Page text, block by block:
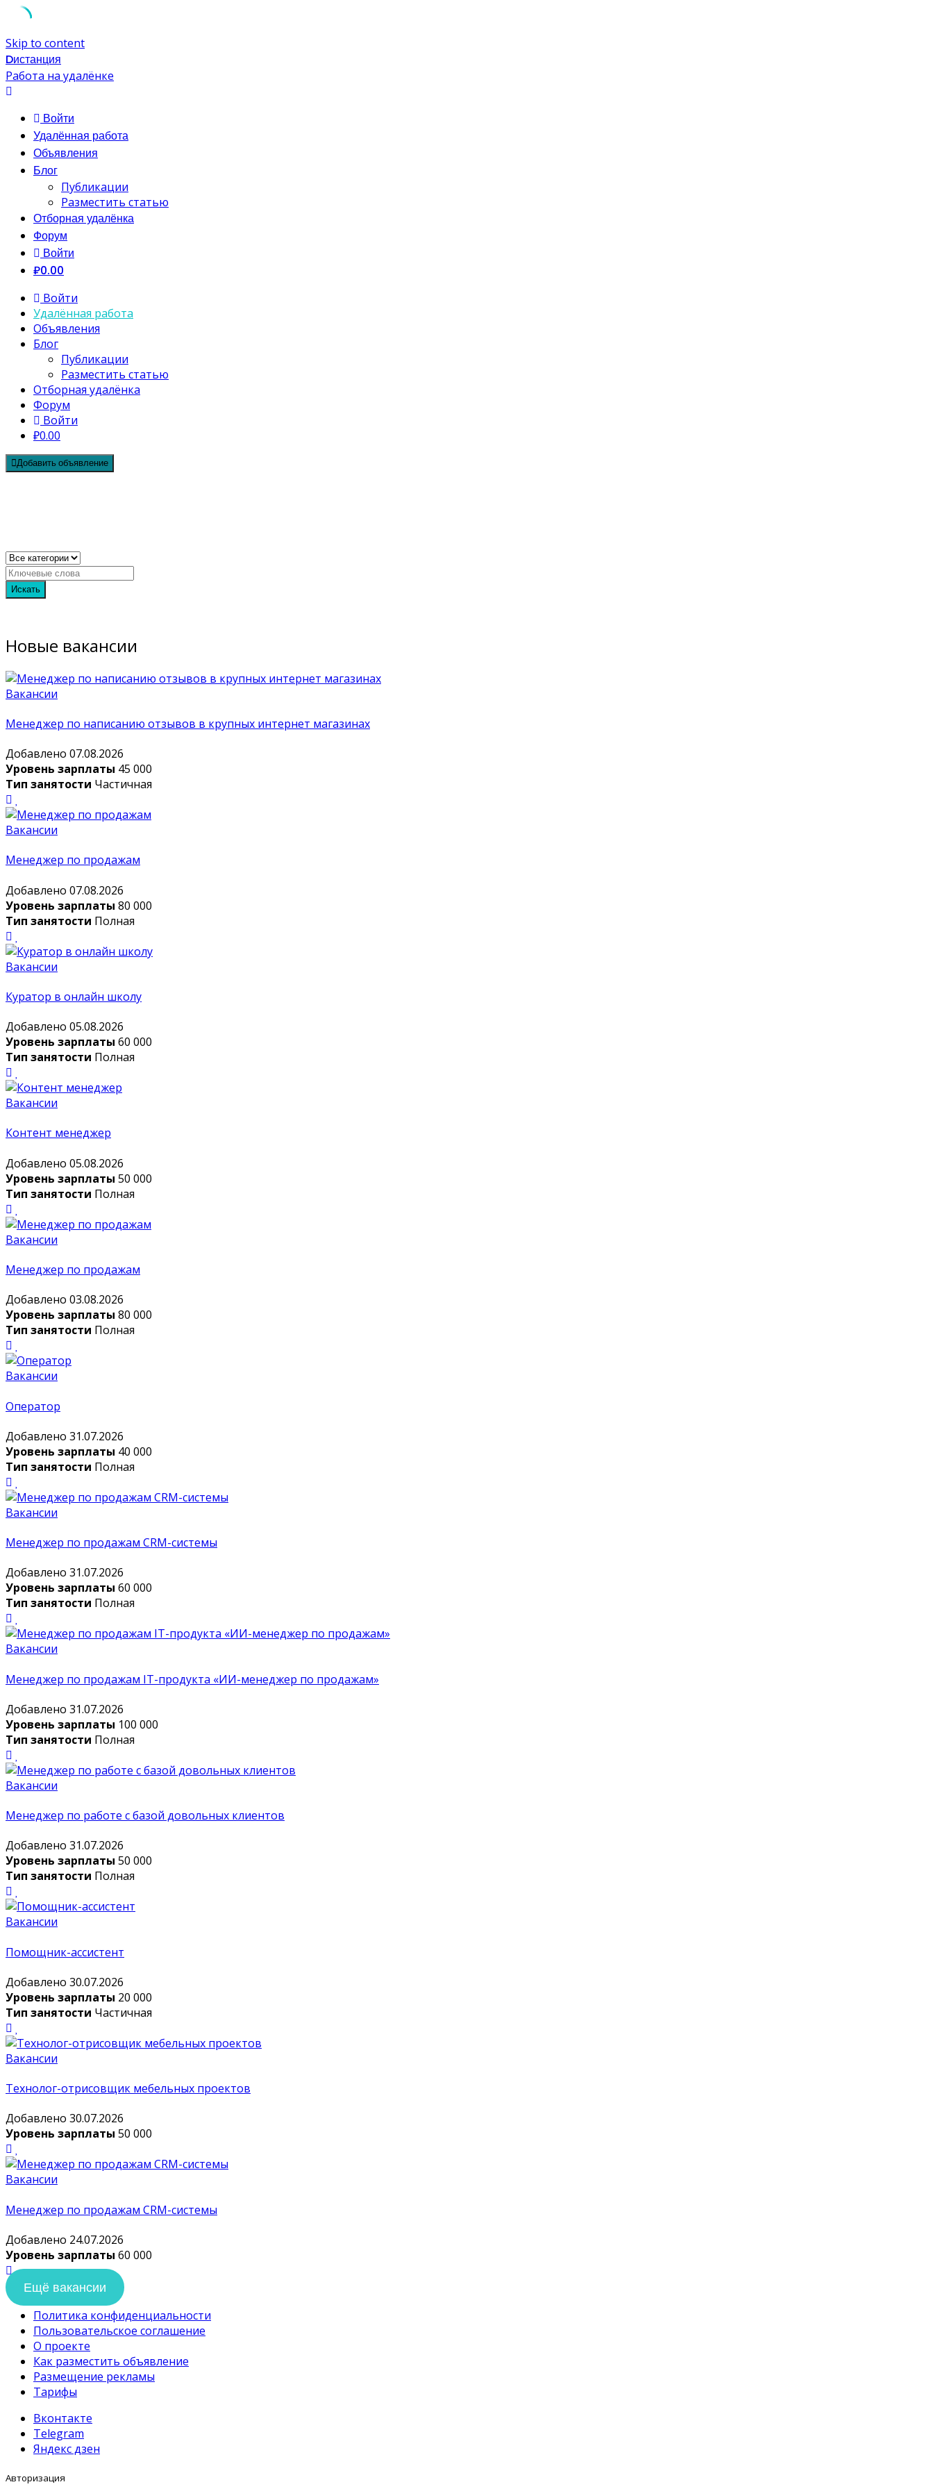
Skip to content
Dистанция
Работа на удалёнке
Войти
Удалённая работа
Объявления
Блог
Публикации
Разместить статью
Отборная удалёнка
Форум
Войти
₽0.00
Войти
Удалённая работа
Объявления
Блог
Публикации
Разместить статью
Отборная удалёнка
Форум
Войти
₽0.00
Добавить объявление
Искать
Новые вакансии
Вакансии
Менеджер по написанию отзывов в крупных интернет магазинах
Добавлено 07.08.2026
Уровень зарплаты 45 000
Тип занятости Частичная
Вакансии
Менеджер по продажам
Добавлено 07.08.2026
Уровень зарплаты 80 000
Тип занятости Полная
Вакансии
Куратор в онлайн школу
Добавлено 05.08.2026
Уровень зарплаты 60 000
Тип занятости Полная
Вакансии
Контент менеджер
Добавлено 05.08.2026
Уровень зарплаты 50 000
Тип занятости Полная
Вакансии
Менеджер по продажам
Добавлено 03.08.2026
Уровень зарплаты 80 000
Тип занятости Полная
Вакансии
Оператор
Добавлено 31.07.2026
Уровень зарплаты 40 000
Тип занятости Полная
Вакансии
Менеджер по продажам CRM-системы
Добавлено 31.07.2026
Уровень зарплаты 60 000
Тип занятости Полная
Вакансии
Менеджер по продажам IT-продукта «ИИ-менеджер по продажам»
Добавлено 31.07.2026
Уровень зарплаты 100 000
Тип занятости Полная
Вакансии
Менеджер по работе с базой довольных клиентов
Добавлено 31.07.2026
Уровень зарплаты 50 000
Тип занятости Полная
Вакансии
Помощник-ассистент
Добавлено 30.07.2026
Уровень зарплаты 20 000
Тип занятости Частичная
Вакансии
Технолог-отрисовщик мебельных проектов
Добавлено 30.07.2026
Уровень зарплаты 50 000
Вакансии
Менеджер по продажам CRM-системы
Добавлено 24.07.2026
Уровень зарплаты 60 000
Ещё вакансии
Политика конфиденциальности
Пользовательское соглашение
О проекте
Как разместить объявление
Размещение рекламы
Тарифы
Вконтакте
Telegram
Яндекс дзен
Авторизация